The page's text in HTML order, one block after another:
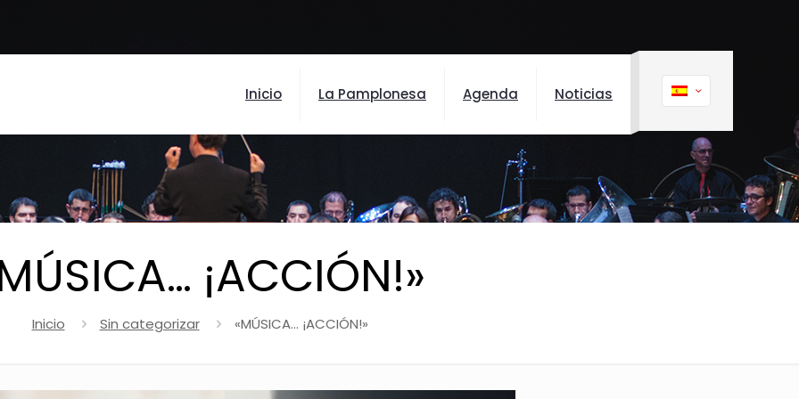
Inicio La Pamplonesa Agenda Noticias
¡ACCIÓN!»
Inicio Sin categorizar «MÚSICA… ¡ACCIÓN!»